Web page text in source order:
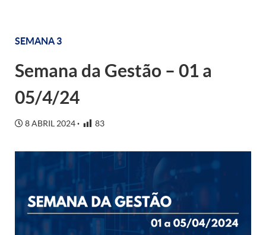
SEMANA 3
Semana da Gestão – 01 a
05/4/24
8 ABRIL 2024 83